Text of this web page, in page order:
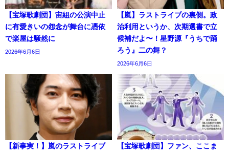
【宝塚歌劇団】宙組の公演中止
に有愛きいの怨念が舞台に憑依
で楽屋は騒然に
2026年6月6日
【嵐】ラストライブの裏側。政
治利用というか、次期選書で立
候補だよ〜！星野源『うちで踊
ろう』二の舞？
2026年6月6日
【新事実！】嵐のラストライブ
【宝塚歌劇団】ファン、ここま